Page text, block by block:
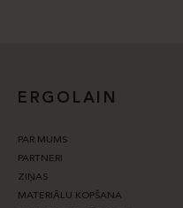
ERGOLAIN
PAR MUMS
PARTNERI
ZIŅAS
MATERIĀLU KOPŠANA